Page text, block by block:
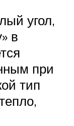
угол,
в
при
тип